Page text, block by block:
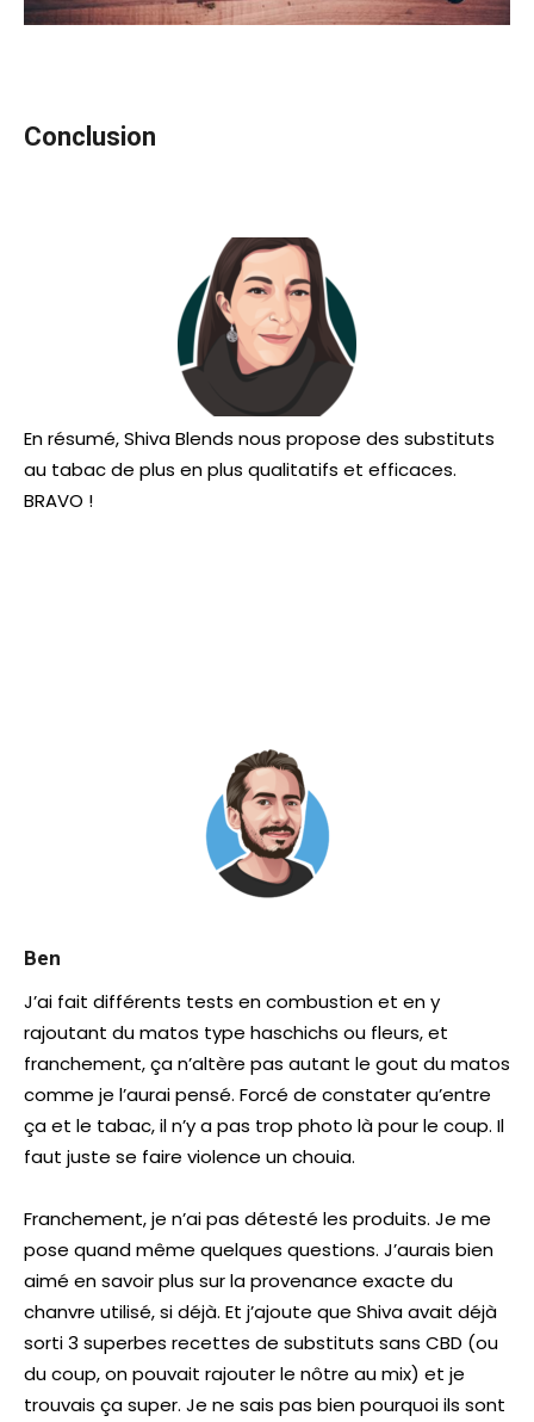
Conclusion
En résumé, Shiva Blends nous propose des substituts
au tabac de plus en plus qualitatifs et efficaces.
BRAVO !
Ben
J’ai fait différents tests en combustion et en y
rajoutant du matos type haschichs ou fleurs, et
franchement, ça n’altère pas autant le gout du matos
comme je l’aurai pensé. Forcé de constater qu’entre
ça et le tabac, il n’y a pas trop photo là pour le coup. Il
faut juste se faire violence un chouia.
Franchement, je n’ai pas détesté les produits. Je me
pose quand même quelques questions. J’aurais bien
aimé en savoir plus sur la provenance exacte du
chanvre utilisé, si déjà. Et j’ajoute que Shiva avait déjà
sorti 3 superbes recettes de substituts sans CBD (ou
du coup, on pouvait rajouter le nôtre au mix) et je
trouvais ça super. Je ne sais pas bien pourquoi ils sont